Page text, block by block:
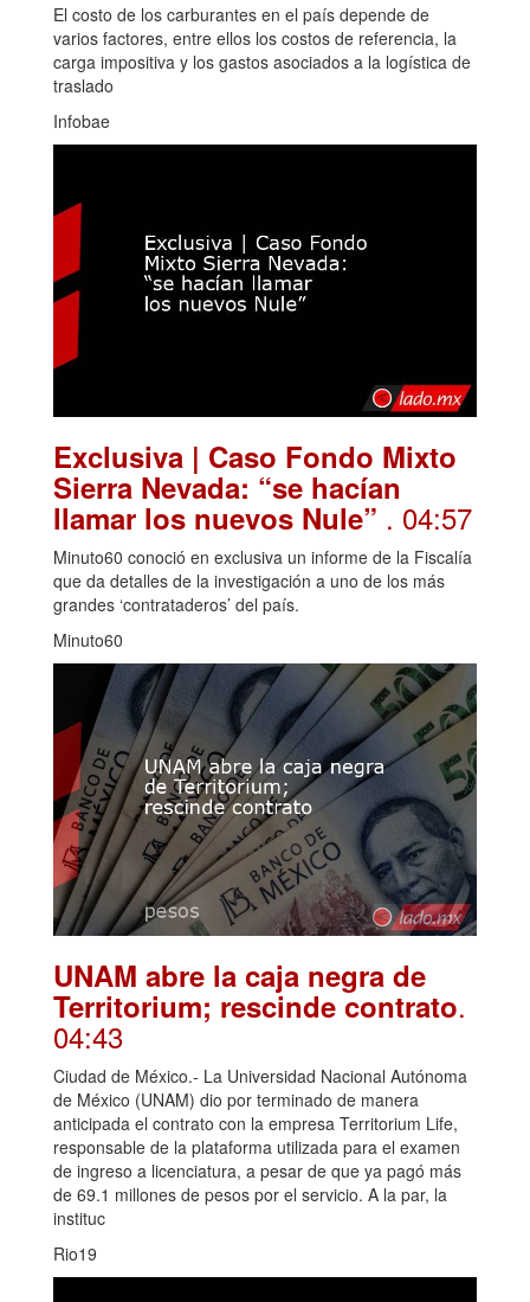
El costo de los carburantes en el país depende de
varios factores, entre ellos los costos de referencia, la
carga impositiva y los gastos asociados a la logística de
traslado
Infobae
Exclusiva | Caso Fondo Mixto
Sierra Nevada: “se hacían
llamar los nuevos Nule” . 04:57
Minuto60 conoció en exclusiva un informe de la Fiscalía
que da detalles de la investigación a uno de los más
grandes ‘contrataderos’ del país.
Minuto60
UNAM abre la caja negra de
Territorium; rescinde contrato.
04:43
Ciudad de México.- La Universidad Nacional Autónoma
de México (UNAM) dio por terminado de manera
anticipada el contrato con la empresa Territorium Life,
responsable de la plataforma utilizada para el examen
de ingreso a licenciatura, a pesar de que ya pagó más
de 69.1 millones de pesos por el servicio. A la par, la
instituc
Rio19